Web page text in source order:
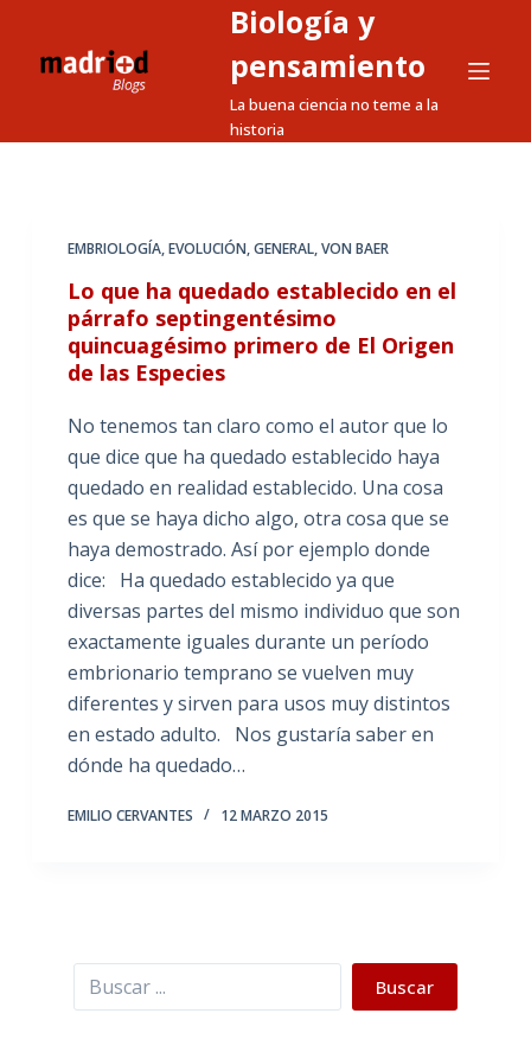
a
Biología y
pensamiento
La buena ciencia no teme a la
historia
EMBRIOLOGÍA,EVOLUCIÓN,GENERAL,VON BAER
Lo que ha quedado establecido en el
párrafo septingentésimo
quincuagésimo primero de El Origen
de las Especies
No tenemos tan claro como el autor que lo
que dice que ha quedado establecido haya
quedado en realidad establecido. Una cosa
es que se haya dicho algo, otra cosa que se
haya demostrado. Así por ejemplo donde
dice: Ha quedado establecido ya que
diversas partes del mismo individuo que son
exactamente iguales durante un período
embrionario temprano se vuelven muy
diferentes y sirven para usos muy distintos
en estado adulto. Nos gustaría saber en
dónde ha quedado…
EMILIO CERVANTES 12 MARZO 2015
Buscar Buscar